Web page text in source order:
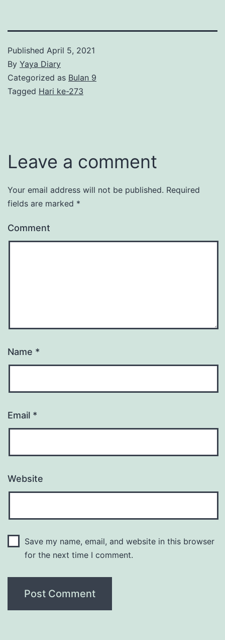
Published April 5, 2021
By Yaya Diary
Categorized as Bulan 9
Tagged Hari ke-273
Leave a comment
Your email address will not be published. Required
fields are marked *
Comment
Name *
Email *
Website
Save my name, email, and website in this browser
for the next time I comment.